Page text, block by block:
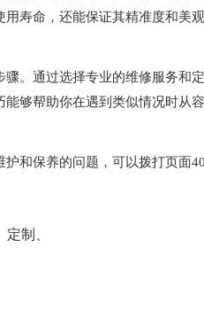
寿命，还能保证其精准度和美观
。通过选择专业的维修服务和
够帮助你在遇到类似情况时从
和保养的问题，可以拨打页面